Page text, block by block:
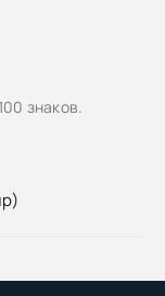
знаков.